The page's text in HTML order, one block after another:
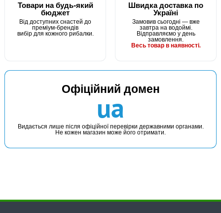
Товари на будь-який
бюджет
Від доступних снастей до
преміум-брендів
вибір для кожного рибалки.
Швидка доставка по
Україні
Замовив сьогодні — вже
завтра на водоймі.
Відправляємо у день
замовлення.
Весь товар в наявності.
Офіційний домен
ua
Видається лише після офіційної перевірки державними органами.
Не кожен магазин може його отримати.